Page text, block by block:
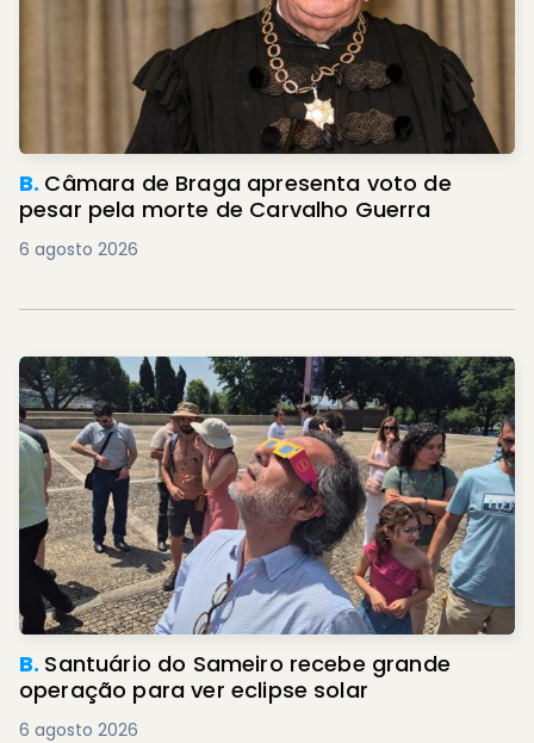
B. Câmara de Braga apresenta voto de
pesar pela morte de Carvalho Guerra
6 agosto 2026
B. Santuário do Sameiro recebe grande
operação para ver eclipse solar
6 agosto 2026